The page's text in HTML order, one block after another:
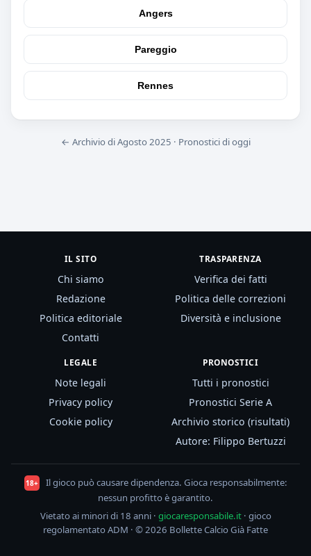
Angers
Pareggio
Rennes
← Archivio di Agosto 2025 · Pronostici di oggi
IL SITO
Chi siamo
Redazione
Politica editoriale
Contatti
TRASPARENZA
Verifica dei fatti
Politica delle correzioni
Diversità e inclusione
LEGALE
Note legali
Privacy policy
Cookie policy
PRONOSTICI
Tutti i pronostici
Pronostici Serie A
Archivio storico (risultati)
Autore: Filippo Bertuzzi
18+
Il gioco può causare dipendenza. Gioca responsabilmente:
nessun profitto è garantito.
Vietato ai minori di 18 anni · giocaresponsabile.it· gioco
regolamentato ADM · © 2026 Bollette Calcio Già Fatte